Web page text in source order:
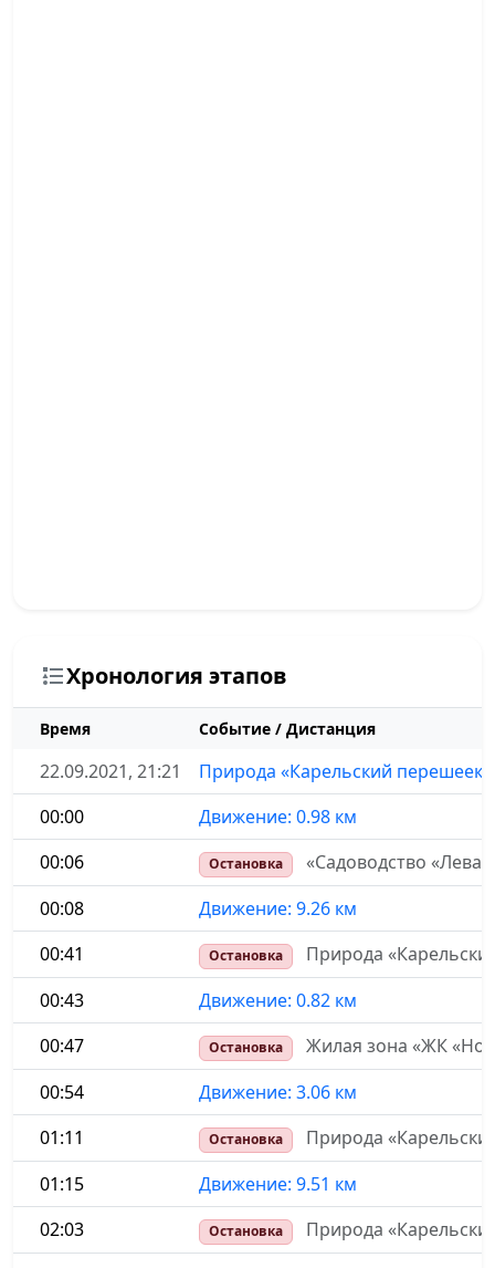
Хронология этапов
Время Событие / Дистанция
22.09.2021, 21:21
Природа «Карельский
00:00
Движение: 0.98 км
00:06
Остановка
«Садоводство
00:08
Движение: 9.26 км
00:41
Остановка
Природа
00:43
Движение: 0.82 км
00:47
Остановка
Жилая зона «ЖК
00:54
Движение: 3.06 км
01:11
Остановка
Природа
01:15
Движение: 9.51 км
02:03
Остановка
Природа